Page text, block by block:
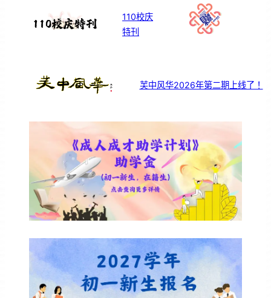
110校庆
特刊
芙中风华2026年第二期上线了！